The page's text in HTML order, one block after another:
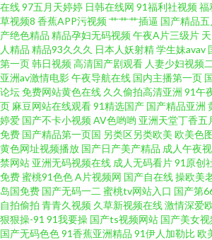
资源站 手机免费福利视频91 精品免费电影伦理 91
欧美亚洲日韩国产婷婷 91原创小姨子 浮力影院欧
放 91性爱网址 日韩高清无码不卡 91九色嫩草国产
91看篇 久久夜色精品 91国产久久网一区 东方AV东
日韩在线高潮 黄色色情 香蕉视频污在线观看 黑丝
线视频 五月丁香最新在线无毒 波多野吉依久久 91
Ay爱爱影院 午夜寂寞视频 草草观看91在线视频 91
在线97五月天婷婷 日韩在线网 91福利社视频福
草视频8 香蕉APP污视频艹艹艹插逼 国产精品五
产绝色精品 精品孕妇无码视频午夜A片三级片
人精品 精品93久久久 日本人妖射精学生妹avav
第一页韩日视频高清国产剧观看 人妻少妇视频
亚洲av激情电影午夜导航在线 国内主播第一页
论坛免费网站黄色在线 久久偷拍高清亚洲 91午
页 麻豆网站在线观看91精选国产 国产精品亚洲
婷爱 国产不卡小视频AV色哟哟 亚洲天堂丁香五
免费 国产精品第一页国 另类区另类欧美 欧美色
黄色网址视频播放 国产日产美产精品 成人午夜
禁网站 亚洲无码视频在线 成人无码看片91原创
免费蜜桃91色色A片视频网 国产自在线操欧美
岛国免费 国产无码一二 蜜桃tv网站入口 国产第
自拍偷拍 青青久视频 久草新视频在线激情深爱
狠狠操-91 91我要操 国产ts视频网站 国产美女
国产无码色色91香蕉亚洲精品 91伊人加勒比 欧